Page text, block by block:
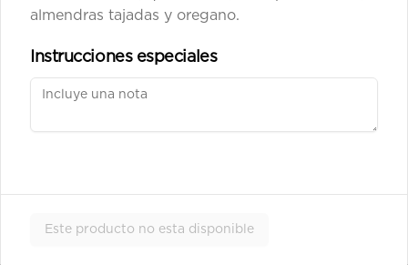
almendras tajadas y oregano.
Instrucciones especiales
Este producto no esta disponible